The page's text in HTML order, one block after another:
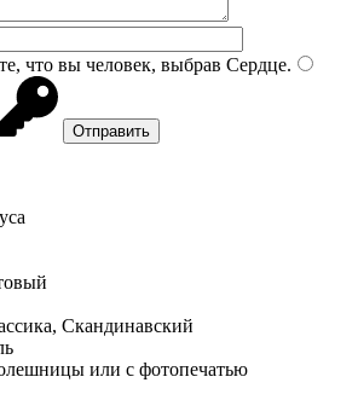
что вы человек, выбрав Сердце.
Скандинавский
или с фотопечатью